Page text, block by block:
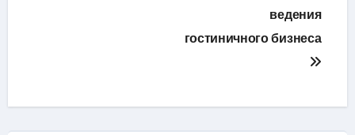
ведения
гостиничного бизнеса